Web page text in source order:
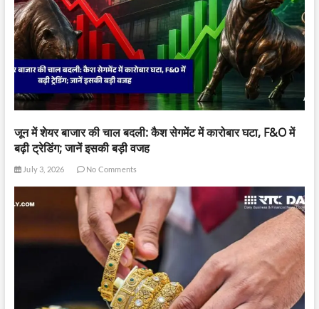
जून में शेयर बाजार की चाल बदली: कैश सेगमेंट में कारोबार घटा, F&O में
बढ़ी ट्रेडिंग; जानें इसकी बड़ी वजह
July 3, 2026 No Comments